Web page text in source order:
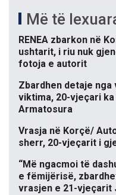
Më të
RENEA zbarkon në
ushtarit, i riu nuk
fotoja e autorit
Zbardhen detaje
viktima, 20-vjeçari
Armatosura
Vrasja në Korçë/
sherr, 20-vjeçarit i
“Më ngacmoi të
e fëmijërisë,
vrasjen e 21-vjeçarit